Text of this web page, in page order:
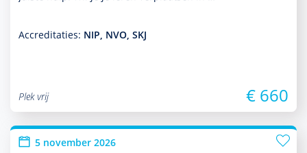
Accreditaties: NIP, NVO, SKJ
Plek vrij € 660
5 november 2026